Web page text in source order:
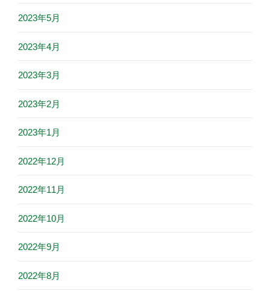
2023年5月
2023年4月
2023年3月
2023年2月
2023年1月
2022年12月
2022年11月
2022年10月
2022年9月
2022年8月